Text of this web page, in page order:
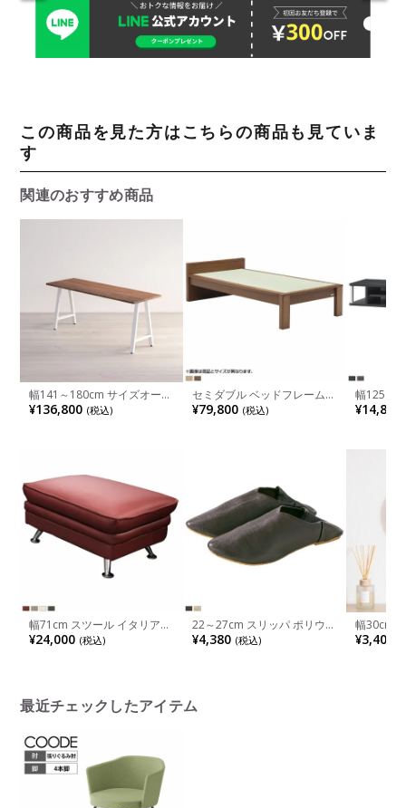
この商品を見た方はこちらの商品も見ていま
す
関連のおすすめ商品
幅141～180cm サイズオーダ
ーテーブル Sizeno(シゼノ) ダ
イニングテーブル ウォールナ
¥136,800 (税込)
セミダブル ベッドフレーム
スミカ 畳ベッド 棚付き 高さ
調節可能 すのこ 国産本畳 天
¥79,800 (税込)
幅125cm
しラック
目調 モニ
¥14,800
幅71cm スツール イタリア製
厚革 レザー オットマン モダ
ン
¥24,000 (税込)
22～27cm スリッパ ポリウレ
タンレザー バブーシュ 通気
性 吸湿性 滑り止め ルームシ
¥4,380 (税込)
幅30cm
音 壁時計
ルクロッ
¥3,400
最近チェックしたアイテム